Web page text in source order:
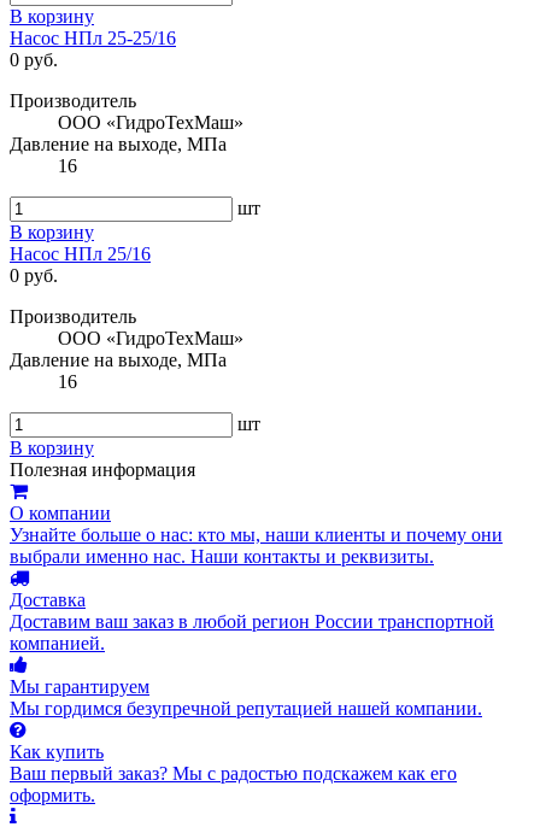
В корзину
Насос НПл 25-25/16
0 руб.
Производитель
ООО «ГидроТехМаш»
Давление на выходе, МПа
16
шт
В корзину
Насос НПл 25/16
0 руб.
Производитель
ООО «ГидроТехМаш»
Давление на выходе, МПа
16
шт
В корзину
Полезная информация
О компании
Узнайте больше о нас: кто мы, наши клиенты и почему они
выбрали именно нас. Наши контакты и реквизиты.
Доставка
Доставим ваш заказ в любой регион России транспортной
компанией.
Мы гарантируем
Мы гордимся безупречной репутацией нашей компании.
Как купить
Ваш первый заказ? Мы с радостью подскажем как его
оформить.